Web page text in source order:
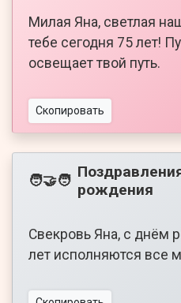
Милая Яна, светлая
тебе сегодня 75 лет!
освещает твой путь.
Скопировать
🧑‍🤝‍🧑 рождения
Свекровь Яна, с днём
лет исполняются все